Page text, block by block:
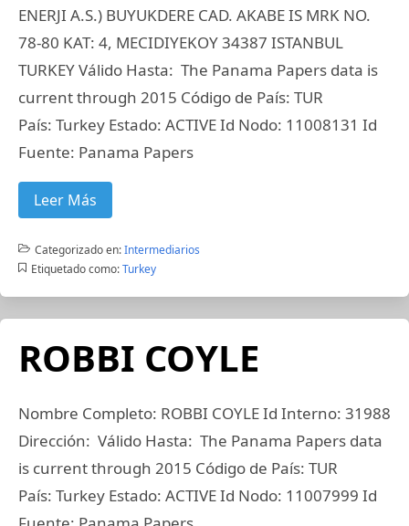
ENERJI A.S.) BUYUKDERE CAD. AKABE IS MRK NO.
78-80 KAT: 4, MECIDIYEKOY 34387 ISTANBUL
TURKEY Válido Hasta: The Panama Papers data is
current through 2015 Código de País: TUR
País: Turkey Estado: ACTIVE Id Nodo: 11008131 Id
Fuente: Panama Papers
Leer Más
Categorizado en:Intermediarios
Etiquetado como: Turkey
ROBBI COYLE
Nombre Completo: ROBBI COYLE Id Interno: 31988
Dirección: Válido Hasta: The Panama Papers data
is current through 2015 Código de País: TUR
País: Turkey Estado: ACTIVE Id Nodo: 11007999 Id